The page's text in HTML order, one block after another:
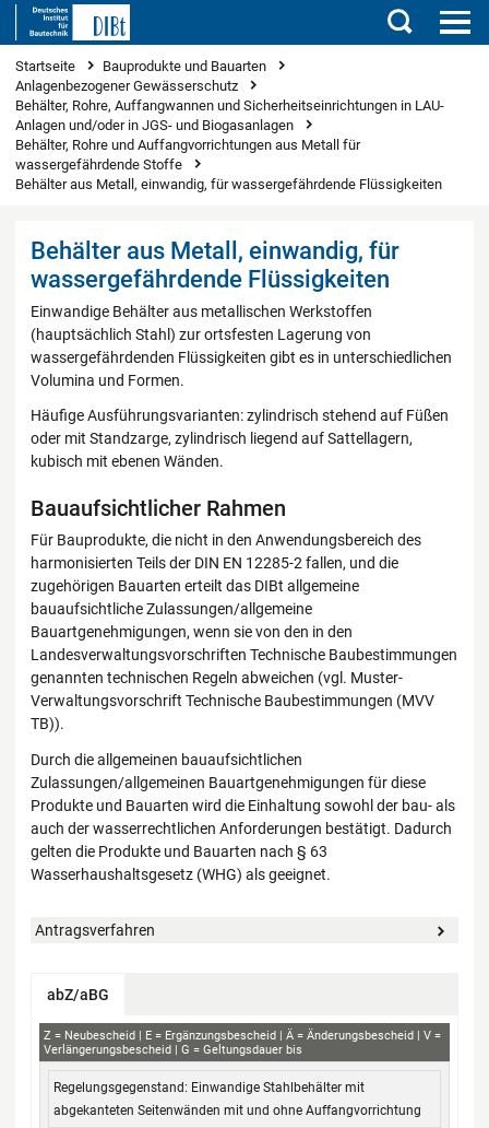
Suchen
Sie sind hier
Startseite
Bauprodukte und Bauarten
Anlagenbezogener Gewässerschutz
Behälter, Rohre, Auffangwannen und Sicherheitseinrichtungen in LAU-
Anlagen und/oder in JGS- und Biogasanlagen
Behälter, Rohre und Auffangvorrichtungen aus Metall für
wassergefährdende Stoffe
Behälter aus Metall, einwandig, für wassergefährdende Flüssigkeiten
Behälter aus Metall, einwandig, für
wassergefährdende Flüssigkeiten
Einwandige Behälter aus metallischen Werkstoffen
(hauptsächlich Stahl) zur ortsfesten Lagerung von
wassergefährdenden Flüssigkeiten gibt es in unterschiedlichen
Volumina und Formen.
Häufige Ausführungsvarianten: zylindrisch stehend auf Füßen
oder mit Standzarge, zylindrisch liegend auf Sattellagern,
kubisch mit ebenen Wänden.
Bauaufsichtlicher Rahmen
Für Bauprodukte, die nicht in den Anwendungsbereich des
harmonisierten Teils der DIN EN 12285-2 fallen, und die
zugehörigen Bauarten erteilt das DIBt allgemeine
bauaufsichtliche Zulassungen/allgemeine
Bauartgenehmigungen, wenn sie von den in den
Landesverwaltungsvorschriften Technische Baubestimmungen
genannten technischen Regeln abweichen (vgl. Muster-
Verwaltungsvorschrift Technische Baubestimmungen (MVV
TB)).
Durch die allgemeinen bauaufsichtlichen
Zulassungen/allgemeinen Bauartgenehmigungen für diese
Produkte und Bauarten wird die Einhaltung sowohl der bau- als
auch der wasserrechtlichen Anforderungen bestätigt. Dadurch
gelten die Produkte und Bauarten nach § 63
Wasserhaushaltsgesetz (WHG) als geeignet.
Antragsverfahren
abZ/aBG
abZ+aBG
Z Neubescheid E Ergänzungsbescheid Ä Änderungsbescheid
V
Verlängerungsbescheid
G Geltungsdauer bis
Einwandige Stahlbehälter mit
abgekanteten Seitenwänden mit und ohne Auffangvorrichtung